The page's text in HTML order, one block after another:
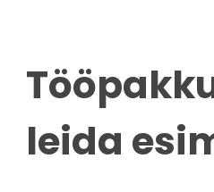
leida